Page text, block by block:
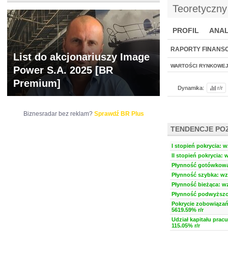
PROFIL
BR LAB
RAPORTY
WARTOŚCI RYNKOWEJ
Dynamika: r/r
TENDENCJE
I stopień pokrycia:
II stopień pokrycia:
Płynność
Płynność szybka:
Płynność bieżąca:
Płynność
Pokrycie
5619.59% r/r
Udział kapitału
115.05% r/r
List do akcjonariuszy Image
Power S.A. 2025 [BR
Premium]
Biznesradar bez reklam? Sprawdź BR Plus